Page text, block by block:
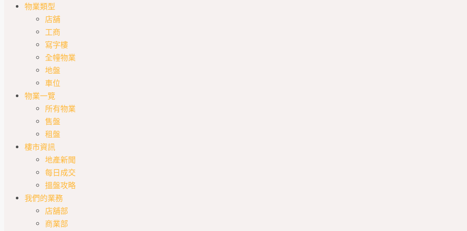
物業類型
店舖
工商
寫字樓
全幢物業
地盤
車位
物業一覽
所有物業
售盤
租盤
樓市資訊
地產新聞
每日成交
搵盤攻略
我們的業務
店舖部
商業部